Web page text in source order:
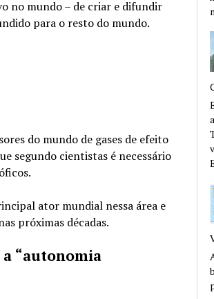
no mundo – de criar e difundir
para o resto do mundo.
do mundo de gases de efeito
segundo cientistas é necessário
ator mundial nessa área e
próximas décadas.
“autonomia